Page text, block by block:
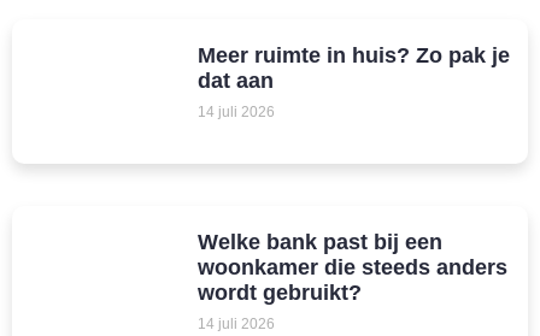
Meer ruimte in huis? Zo pak je
dat aan
14 juli 2026
Welke bank past bij een
woonkamer die steeds anders
wordt gebruikt?
14 juli 2026